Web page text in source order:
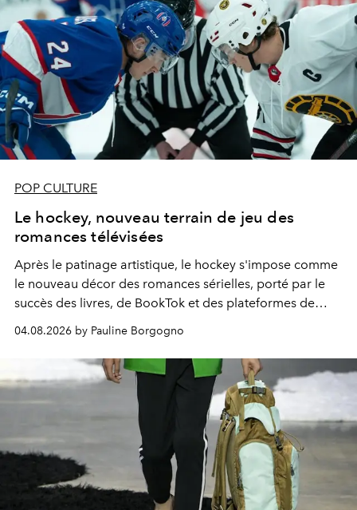
POP CULTURE
Le hockey, nouveau terrain de jeu des
romances télévisées
Après le patinage artistique, le hockey s'impose comme
le nouveau décor des romances sérielles, porté par le
succès des livres, de BookTok et des plateformes de
04.08.2026 by Pauline Borgogno